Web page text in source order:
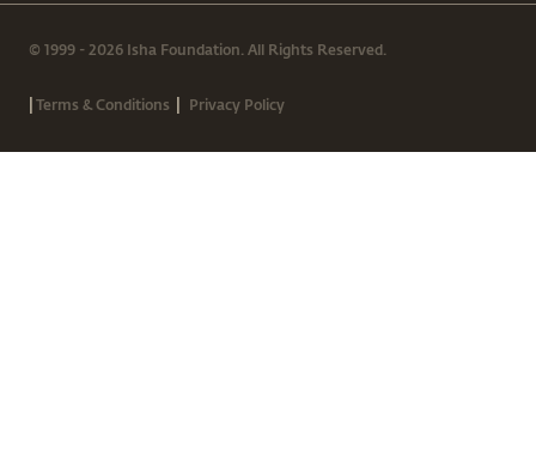
© 1999 - 2026 Isha Foundation. All Rights Reserved.
|Terms & Conditions | Privacy Policy